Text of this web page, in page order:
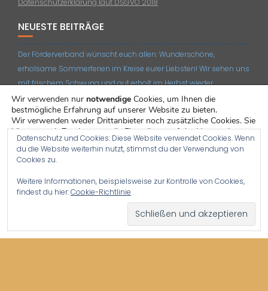
Datenschutzerklärung laut DSGVO 2018
NEUESTE BEITRÄGE
Der Förderverband wünscht euch allen: Wunderschöne,
erholsame Sommerferien im Kreise eurer Liebsten! Wir sehen uns
mit frischem Schwung und gut erholt im Herbst wieder.
Unser Beitrag für die Mai-Ausgabe des NPO-Newsletters:
„Bildungsfreiheit zweiter Klasse – Das Finanzierungs-Dilemma“
Rekordteilnehmeranzahl am vergangenen Zoom-
Mitgliedertreffen!
Die IG Freie Schulen nimmt Stellung zum Entwurf des
Bundesgesetzes zu Änderungen im Privatschulgesetz
Wir verwenden nur notwendige Cookies, um Ihnen die
bestmögliche Erfahrung auf unserer Website zu bieten.
Wir verwenden weder Drittanbieter noch zusätzliche Cookies. Sie
können nach Zustimmung die Einstellung auf der Hauptseite
jederzeit über das kleine, freischwebende Zahnrad-Icon links
unten ändern.
Cookies wir verwenden, oder sie deaktivieren.
Datenschutz und Cookies: Diese Website verwendet Cookies. Wenn
du die Website weiterhin nutzt, stimmst du der Verwendung von
Cookies zu.
Weitere Informationen, beispielsweise zur Kontrolle von Cookies,
findest du hier:Cookie-Richtlinie